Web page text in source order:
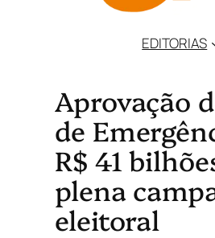
EDITORIAS
Aprovação
de
R$ 41
plena
eleitoral